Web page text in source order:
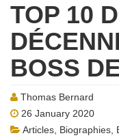
TOP 10
BOSS
Thomas Bernard
26 January 2020
Articles Biographies